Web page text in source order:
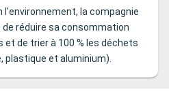
l'environnement, la compagnie
réduire sa consommation
et de trier à 100 % les déchets
plastique et aluminium).